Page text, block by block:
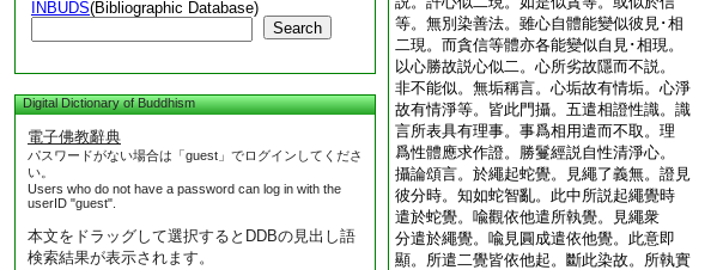
INBUDS(Bibliographic Database)
Search
Digital Dictionary of Buddhism
電子佛教辭典
パスワードがない場合は「guest」でログインしてくださ
い。
Users who do not have a password can log in with the
userID "guest".
本文をドラッグして選択するとDDBの見出し語
検索結果が表示されます。
等。無別染善法。雖心自體能變似彼見･相
二現。而貪信等體亦各能變似自見･相現。
以心勝故説心似二。心所劣故隱而不説。
非不能似。無垢稱言。心垢故有情垢。心淨
故有情淨等。皆此門攝。五遣相證性識。識
言所表具有理事。事爲相用遣而不取。理
爲性體應求作證。勝鬘經説自性清淨心。
攝論頌言。於繩起蛇覺。見繩了義無。證見
彼分時。知如蛇智亂。此中所説起繩覺時
遣於蛇覺。喩觀依他遣所執覺。見繩衆
分遣於繩覺。喩見圓成遣依他覺。此意即
顯。所遣二覺皆依他起。斷此染故。所執實